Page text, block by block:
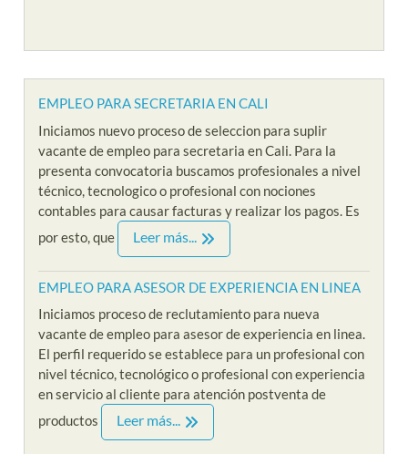
EMPLEO PARA SECRETARIA EN CALI
Iniciamos nuevo proceso de seleccion para suplir
vacante de empleo para secretaria en Cali. Para la
presenta convocatoria buscamos profesionales a nivel
técnico, tecnologico o profesional con nociones
contables para causar facturas y realizar los pagos. Es
por esto, que
Leer más...
EMPLEO PARA ASESOR DE EXPERIENCIA EN LINEA
Iniciamos proceso de reclutamiento para nueva
vacante de empleo para asesor de experiencia en linea.
El perfil requerido se establece para un profesional con
nivel técnico, tecnológico o profesional con experiencia
en servicio al cliente para atención postventa de
productos
Leer más...